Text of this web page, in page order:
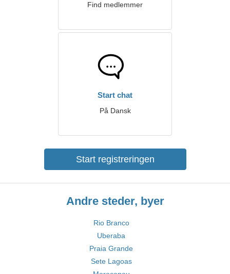
Find medlemmer
Start chat
På Dansk
Start registreringen
Andre steder, byer
Rio Branco
Uberaba
Praia Grande
Sete Lagoas